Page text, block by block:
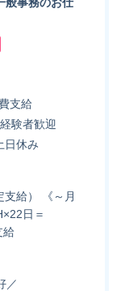
支給
験者歓迎
日休み
給） 《～月
日＝
給
／